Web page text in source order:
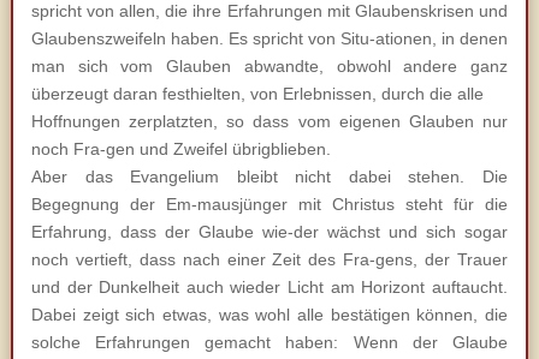
spricht von allen, die ihre Erfahrungen mit Glaubenskrisen und
Glaubenszweifeln haben. Es spricht von Situ-ationen, in denen
man sich vom Glauben abwandte, obwohl andere ganz
überzeugt daran festhielten, von Erlebnissen, durch die alle
Hoffnungen zerplatzten, so dass vom eigenen Glauben nur
noch Fra-gen und Zweifel übrigblieben.
Aber das Evangelium bleibt nicht dabei stehen. Die
Begegnung der Em-mausjünger mit Christus steht für die
Erfahrung, dass der Glaube wie-der wächst und sich sogar
noch vertieft, dass nach einer Zeit des Fra-gens, der Trauer
und der Dunkelheit auch wieder Licht am Horizont auftaucht.
Dabei zeigt sich etwas, was wohl alle bestätigen können, die
solche Erfahrungen gemacht haben: Wenn der Glaube